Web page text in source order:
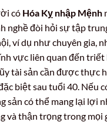
có Hóa Kỵ nhập Mệnh
nghề đòi hỏi sự tập
ví dụ như chuyên gia,
vực liên quan đến triết
tài sản cần được thực
biệt sau tuổi 40. Nếu
sản có thể mang lại lợi
và thận trọng trong mọi